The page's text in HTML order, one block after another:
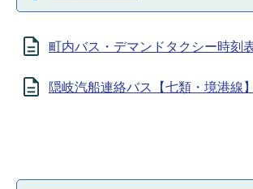
町内バス・デマンドタクシー時刻
隠岐汽船連絡バス【七類・境港線】